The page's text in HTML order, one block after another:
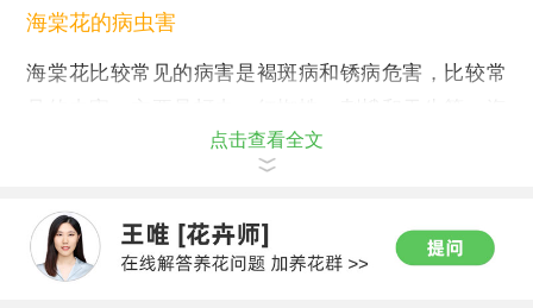
海棠花的病虫害
海棠花比较常见的病害是褐斑病和锈病危害，比较常
棠花在养殖的过程中，需要进行病虫害的防治。
点击查看全文